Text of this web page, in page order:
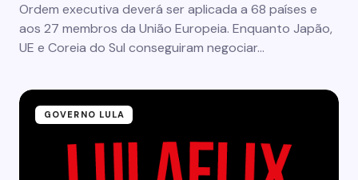
Ordem executiva deverá ser aplicada a 68 países e
aos 27 membros da União Europeia. Enquanto Japão,
UE e Coreia do Sul conseguiram negociar…
GOVERNO LULA